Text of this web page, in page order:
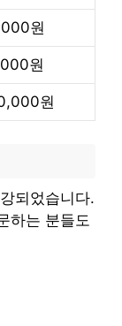
원
원
원
되었습니다.
하는 분들도